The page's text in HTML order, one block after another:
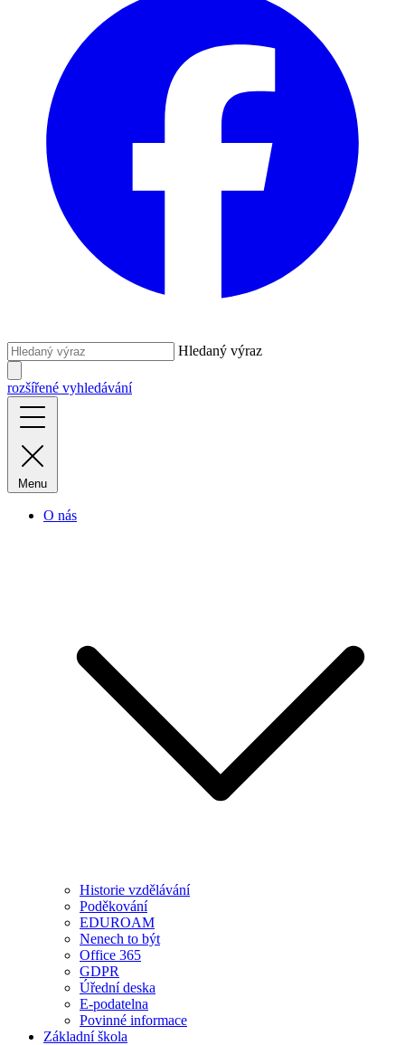
Hledaný výraz
rozšířené vyhledávání
Menu
O nás
Historie vzdělávání
Poděkování
EDUROAM
Nenech to být
Office 365
GDPR
Úřední deska
E-podatelna
Povinné informace
Základní škola